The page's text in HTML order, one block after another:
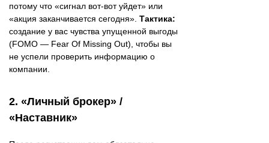
потому что «сигнал вот-вот уйдет» или
«акция заканчивается сегодня». Тактика:
создание у вас чувства упущенной выгоды
(FOMO — Fear Of Missing Out), чтобы вы
не успели проверить информацию о
компании.
2. «Личный брокер» /
«Наставник»